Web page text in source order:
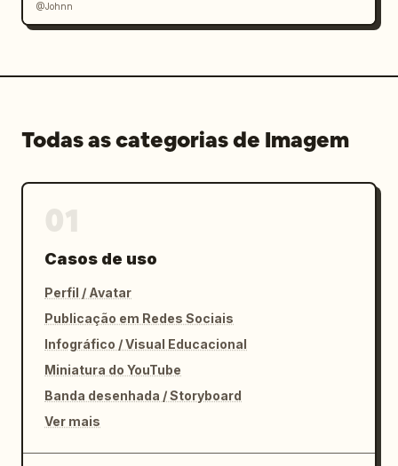
@Johnn
Todas as categorias de Imagem
Casos de uso
Perfil / Avatar
Publicação em Redes Sociais
Infográfico / Visual Educacional
Miniatura do YouTube
Banda desenhada / Storyboard
Ver mais